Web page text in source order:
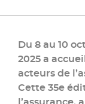
Une
question ?
Du 8 au 10
2025 a
acteurs de
Cette 35e